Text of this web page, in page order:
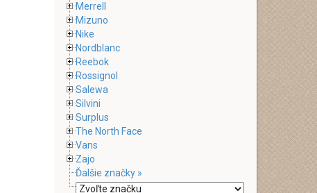
Merrell
Mizuno
Nike
Nordblanc
Reebok
Rossignol
Salewa
Silvini
Surplus
The North Face
Vans
Zajo
Ďalšie značky »